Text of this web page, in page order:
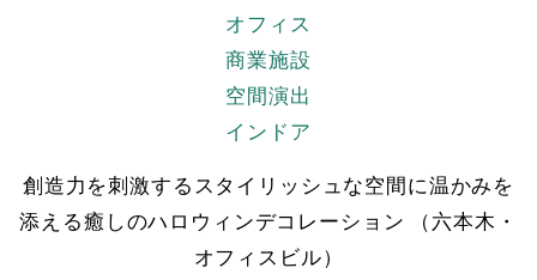
オフィス
商業施設
空間演出
インドア
創造力を刺激するスタイリッシュな空間に温かみを
添える癒しのハロウィンデコレーション （六本木・
オフィスビル）